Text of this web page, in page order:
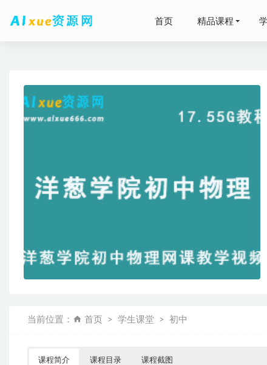
首页 精品课程
当前位置： 首页 学生课堂 初中
课程简介 课程目录 课程截图
2024陈
何红艳
邓城高